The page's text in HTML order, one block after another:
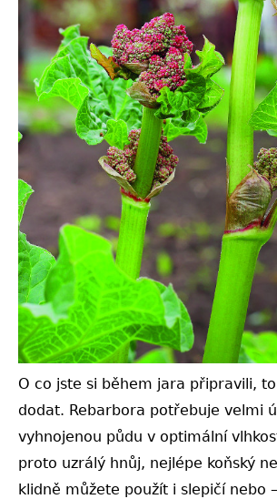
O co jste si během jara připravili,
dodat. Rebarbora potřebuje velmi
vyhnojenou půdu v optimální
proto uzrálý hnůj, nejlépe koňský
klidně můžete použít i slepičí nebo